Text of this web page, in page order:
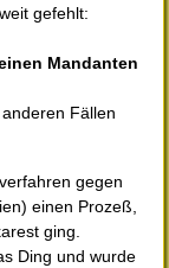
gefehlt:
Mandanten
Fällen
gegen
einen Prozeß,
ging.
Ding und wurde